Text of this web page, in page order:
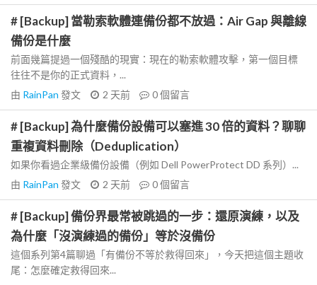
# [Backup] 當勒索軟體連備份都不放過：Air Gap 與離線
備份是什麼
前面幾篇提過一個殘酷的現實：現在的勒索軟體攻擊，第一個目標
往往不是你的正式資料，...
由 RainPan 發文 2 天前 0個留言
# [Backup] 為什麼備份設備可以塞進 30 倍的資料？聊聊
重複資料刪除（Deduplication）
如果你看過企業級備份設備（例如 Dell PowerProtect DD 系列）...
由 RainPan 發文 2 天前 0個留言
# [Backup] 備份界最常被跳過的一步：還原演練，以及
為什麼「沒演練過的備份」等於沒備份
這個系列第4篇聊過「有備份不等於救得回來」，今天把這個主題收
尾：怎麼確定救得回來...